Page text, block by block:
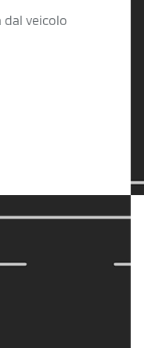
dal veicolo